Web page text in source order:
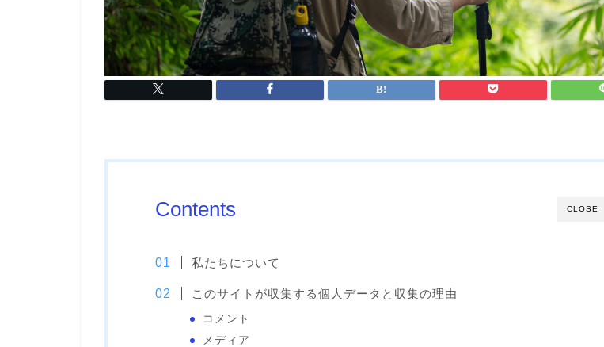
CLOSE
Contents
私たちについて
このサイトが収集する個人データと収集の理由
コメント
メディア